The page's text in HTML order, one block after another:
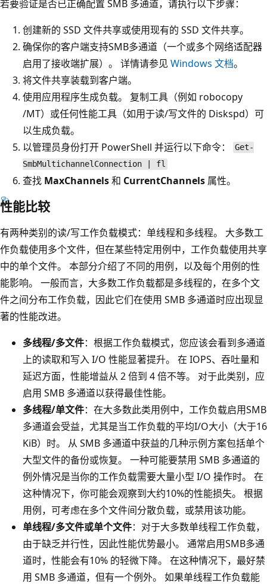
若要验证是否已正确配置 SMB 多通道，请执行以下步骤：
创建新的 SSD 文件共享或使用现有的 SSD 文件共享。
确保你的客户端支持SMB多通道（一个或多个网络适配器
启用了接收端扩展）。 详情请参见 Windows 文档。
将文件共享装载到客户端。
使用应用程序生成负载。 复制工具（例如 robocopy
/MT）或任何性能工具（如用于读/写文件的 Diskspd）可
以生成负载。
以管理员身份打开 PowerShell 并运行以下命令：
Get-
SmbMultichannelConnection | fl
查找 MaxChannels和 CurrentChannels 属性。
性能比较
有两种类别的读/写工作负载模式：单线程和多线程。 大多数工
作负载使用多个文件，但在某些特定用例中，工作负载使用共享
中的单个文件。 本部分介绍了不同的用例，以及每个用例的性
能影响。 一般而言，大多数工作负载都是多线程的，在多个文
件之间分布工作负载，因此它们在使用 SMB 多通道时应出现显
著的性能改进。
多线程/多文件：根据工作负载模式，您应该会看到多通道
上的读取和写入 I/O 性能显著提升。 在 IOPS、吞吐量和
延迟方面，性能增益从 2 倍到 4 倍不等。 对于此类别，应
启用 SMB 多通道以获得最佳性能。
多线程/单文件：在大多数此类用例中，工作负载启用SMB
多通道会受益，尤其是当工作负载的平均I/O大小（大于16
KiB）时。 从 SMB 多通道中获益的几种示例方案包括单个
大型文件的备份或恢复。 一种可能要禁用 SMB 多通道的
例外情况是当你的工作负载需要大量小型 I/O 操作时。 在
这种情况下，你可能会观察到大约10%的性能损失。 根据
用例，可考虑在多个文件间分散负载，或禁用该功能。
单线程/多文件或单个文件：对于大多数单线程工作负载，
由于缺乏并行性，因此性能优势最小。 通常启用SMB多通
道时，性能会有10% 的轻微下降。 在这种情况下，最好禁
用 SMB 多通道，但有一个例外。 如果单线程工作负载能